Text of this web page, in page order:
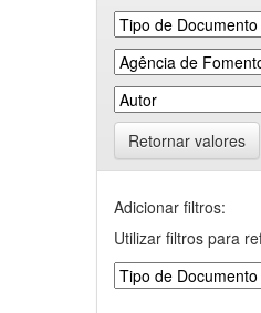
Retornar valores
Adicionar filtros:
Utilizar filtros para